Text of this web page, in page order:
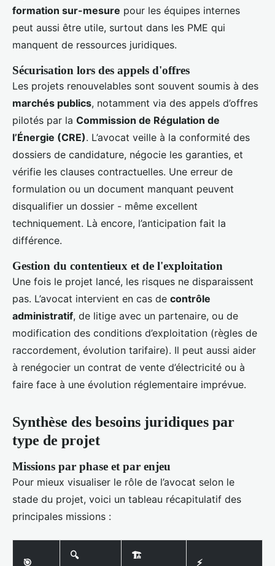
formation sur-mesure pour les équipes internes
peut aussi être utile, surtout dans les PME qui
manquent de ressources juridiques.
Sécurisation lors des appels d'offres
Les projets renouvelables sont souvent soumis à des
marchés publics, notamment via des appels d’offres
pilotés par la Commission de Régulation de
l’Énergie (CRE). L’avocat veille à la conformité des
dossiers de candidature, négocie les garanties, et
vérifie les clauses contractuelles. Une erreur de
formulation ou un document manquant peuvent
disqualifier un dossier - même excellent
techniquement. Là encore, l’anticipation fait la
différence.
Gestion du contentieux et de l'exploitation
Une fois le projet lancé, les risques ne disparaissent
pas. L’avocat intervient en cas de contrôle
administratif, de litige avec un partenaire, ou de
modification des conditions d’exploitation (règles de
raccordement, évolution tarifaire). Il peut aussi aider
à renégocier un contrat de vente d’électricité ou à
faire face à une évolution réglementaire imprévue.
Synthèse des besoins juridiques par
type de projet
Missions par phase et par enjeu
Pour mieux visualiser le rôle de l’avocat selon le
stade du projet, voici un tableau récapitulatif des
principales missions :
🎯
🔍
🏗️
⚡